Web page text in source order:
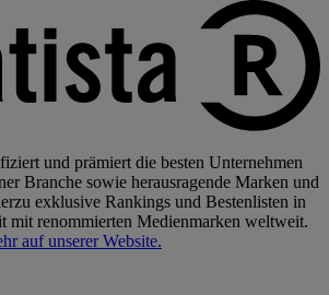
und prämiert die besten Unternehmen
Branche sowie herausragende Marken und
exklusive Rankings und Bestenlisten in
mit renommierten Medienmarken weltweit.
auf unserer Website.